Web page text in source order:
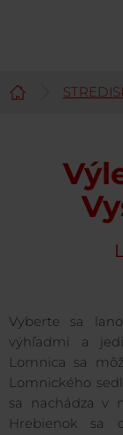
Vyberte sa
výhľadmi a
Lomnica sa
Lomnického
sa nachádza v
Hrebienok sa